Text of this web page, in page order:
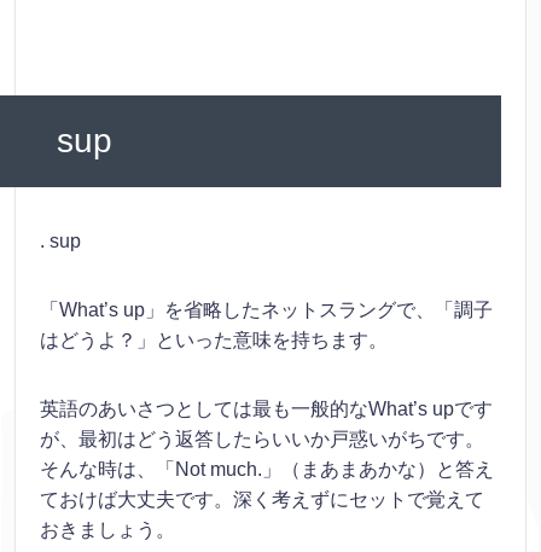
sup
. sup
「What’s up」を省略したネットスラングで、「調子
はどうよ？」といった意味を持ちます。
英語のあいさつとしては最も一般的なWhat’s upです
が、最初はどう返答したらいいか戸惑いがちです。
そんな時は、「Not much.」（まあまあかな）と答え
ておけば大丈夫です。深く考えずにセットで覚えて
おきましょう。